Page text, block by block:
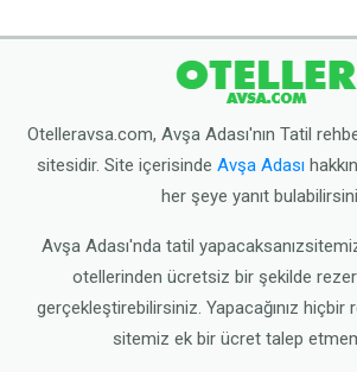
Otelleravsa.com, Avşa Adası'nın Tatil
sitesidir. Site içerisinde Avşa Adası
her şeye yanıt
Avşa Adası'nda tatil
otellerinden ücretsiz bir şekilde
gerçekleştirebilirsiniz. Yapacağınız hiçbir
sitemiz ek bir ücret talep